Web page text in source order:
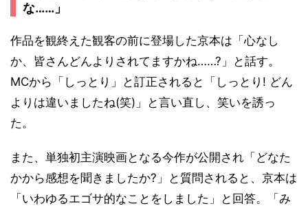
な……」
作品を観終えた観客の前に登場した京本は「心なし
か、皆さんどんよりされてますかね……?」と話す。
MCから「しっとり」と訂正されると「しっとり! どん
よりは違いましたね(笑)」と言い直し、笑いを誘っ
た。
また、単独初主演映画となる今作が公開され「どなた
かから感想を聞きましたか?」と質問されると、京本は
「いわゆるエゴサ的なことをしました」と回答。「み